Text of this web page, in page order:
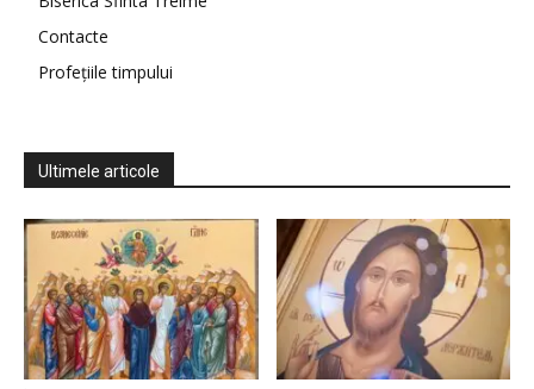
Contacte
Profețiile timpului
Ultimele articole